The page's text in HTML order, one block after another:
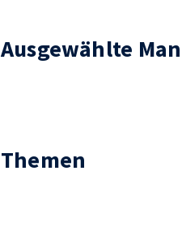
Ausgewählte
Themen